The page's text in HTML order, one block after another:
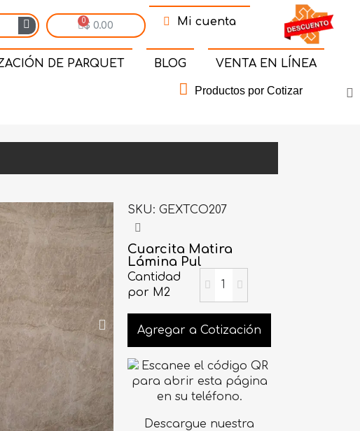
$ 0.00 Mi cuenta
DE PARQUET BLOG VENTA EN LÍNEA
Productos por Cotizar
SKU GEXTCO207
Cuarcita Matira
Lámina Pul
Cantidad
por M2
Agregar a Cotización
Descargue nuestra